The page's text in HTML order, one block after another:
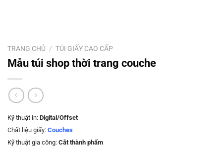
TRANG CHỦ / TÚI GIẤY CAO CẤP
Mẫu túi shop thời trang couche
Kỹ thuật in: Digital/Offset
Chất liệu giấy: Couches
Kỹ thuật gia công: Cắt thành phẩm